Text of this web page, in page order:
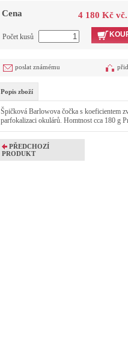
Cena 4 180 Kč
Počet kusů
poslat známému
Popis zboží
Špičková Barlowova čočka s koeficientem
parfokalizaci okulárů. Homtnost cca 180 g
PŘEDCHOZÍ
PRODUKT